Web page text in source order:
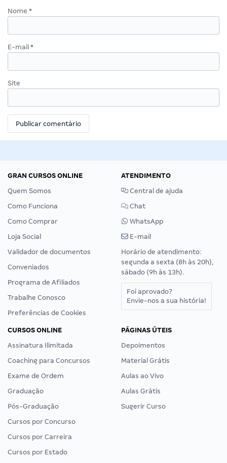
Nome *
E-mail *
Site
GRAN CURSOS ONLINE
Quem Somos
Como Funciona
Como Comprar
Loja Social
Validador de documentos
Conveniados
Programa de Afiliados
Trabalhe Conosco
Preferências de Cookies
ATENDIMENTO
Central de ajuda
Chat
WhatsApp
E-mail
Horário de atendimento:
segunda a sexta (8h às 20h),
sábado (9h às 13h).
Foi aprovado?
Envie-nos a sua história!
CURSOS ONLINE
Assinatura Ilimitada
Coaching para Concursos
Exame de Ordem
Graduação
Pós-Graduação
Cursos por Concurso
Cursos por Carreira
Cursos por Estado
PÁGINAS ÚTEIS
Depoimentos
Material Grátis
Aulas ao Vivo
Aulas Grátis
Sugerir Curso